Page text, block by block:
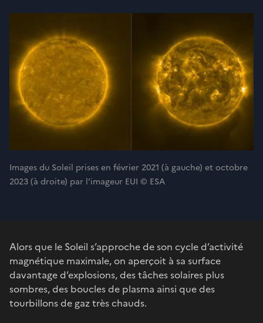
Images du Soleil prises en février 2021 (à gauche) et octobre
2023 (à droite) par l’imageur EUI © ESA
Alors que le Soleil s’approche de son cycle d’activité
magnétique maximale, on aperçoit à sa surface
davantage d’explosions, des tâches solaires plus
sombres, des boucles de plasma ainsi que des
tourbillons de gaz très chauds.